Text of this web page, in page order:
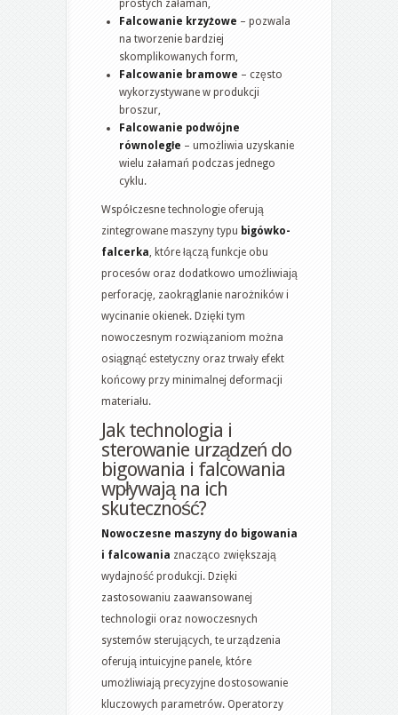
prostych załamań,
Falcowanie krzyżowe – pozwala
na tworzenie bardziej
skomplikowanych form,
Falcowanie bramowe – często
wykorzystywane w produkcji
broszur,
Falcowanie podwójne
równoległe – umożliwia uzyskanie
wielu załamań podczas jednego
cyklu.
Współczesne technologie oferują
zintegrowane maszyny typu bigówko-
falcerka, które łączą funkcje obu
procesów oraz dodatkowo umożliwiają
perforację, zaokrąglanie narożników i
wycinanie okienek. Dzięki tym
nowoczesnym rozwiązaniom można
osiągnąć estetyczny oraz trwały efekt
końcowy przy minimalnej deformacji
materiału.
Jak technologia i
sterowanie urządzeń do
bigowania i falcowania
wpływają na ich
skuteczność?
Nowoczesne maszyny do bigowania
i falcowania znacząco zwiększają
wydajność produkcji. Dzięki
zastosowaniu zaawansowanej
technologii oraz nowoczesnych
systemów sterujących, te urządzenia
oferują intuicyjne panele, które
umożliwiają precyzyjne dostosowanie
kluczowych parametrów. Operatorzy